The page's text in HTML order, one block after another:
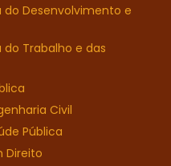
do Desenvolvimento e
Trabalho e das
Civil
Pública
Direito